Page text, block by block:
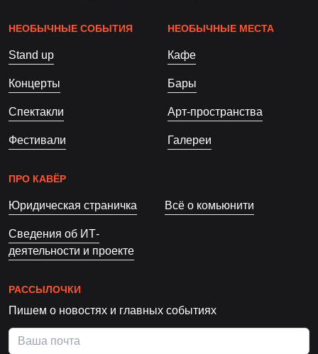
НЕОБЫЧНЫЕ СОБЫТИЯ
Stand up
Концерты
Спектакли
Фестивали
НЕОБЫЧНЫЕ МЕСТА
Кафе
Бары
Арт-пространства
Галереи
ПРО КАВЁР
Юридическая страничка Всё о комьюнити
Сведения об ИТ-
деятельности и проекте
РАССЫЛОЧКИ
Пишем о новостях и главных событиях